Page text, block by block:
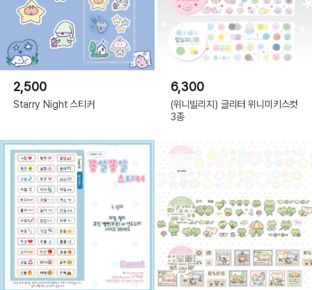
2,500
Starry Night 스티커
6,300
(위니빌리지) 글리터 위니미키스컷
3종